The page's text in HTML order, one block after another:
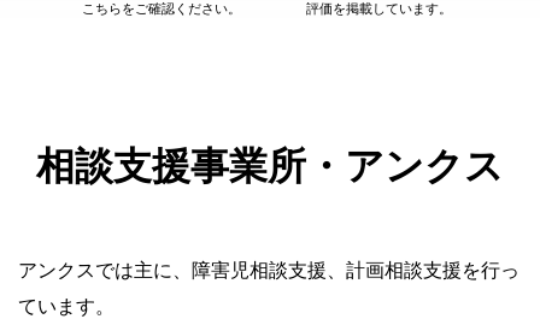
こちらをご確認ください。
評価を掲載しています。
相談支援事業所・アンクス
アンクスでは主に、障害児相談支援、計画相談支援を行っ
ています。